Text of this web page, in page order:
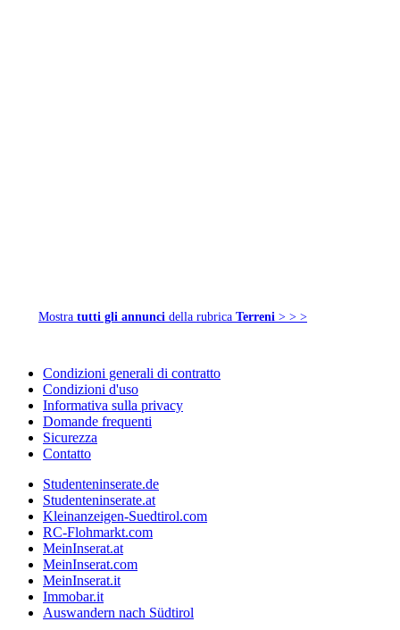
Mostra tutti gli annunci della rubrica Terreni > > >
Condizioni generali di contratto
Condizioni d'uso
Informativa sulla privacy
Domande frequenti
Sicurezza
Contatto
Studenteninserate.de
Studenteninserate.at
Kleinanzeigen-Suedtirol.com
RC-Flohmarkt.com
MeinInserat.at
MeinInserat.com
MeinInserat.it
Immobar.it
Auswandern nach Südtirol